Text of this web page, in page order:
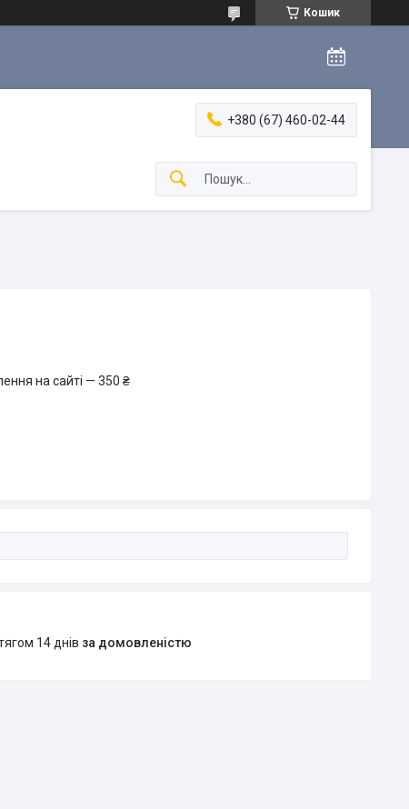
Кошик
+380 (67) 460-02-44
на сайті — 350 ₴
14 днів за домовленістю